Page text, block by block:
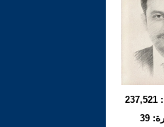
39